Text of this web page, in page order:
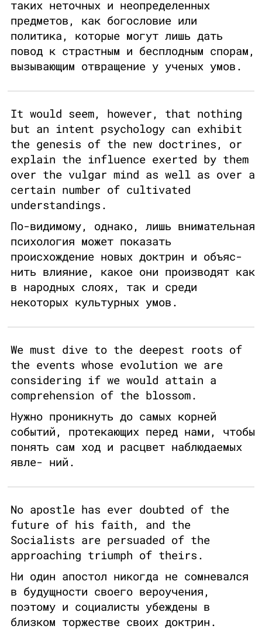
таких неточных и неопределенных
предметов, как богословие или
политика, которые могут лишь дать
повод к страстным и бесплодным спорам,
вызывающим отвращение у ученых умов.
It would seem, however, that nothing
but an intent psychology can exhibit
the genesis of the new doctrines, or
explain the influence exerted by them
over the vulgar mind as well as over a
certain number of cultivated
understandings.
По-видимому, однако, лишь внимательная
психология может показать
происхождение новых доктрин и объяс-
нить влияние, какое они производят как
в народных слоях, так и среди
некоторых культурных умов.
We must dive to the deepest roots of
the events whose evolution we are
considering if we would attain a
comprehension of the blossom.
Нужно проникнуть до самых корней
событий, протекающих перед нами, чтобы
понять сам ход и расцвет наблюдаемых
явле- ний.
No apostle has ever doubted of the
future of his faith, and the
Socialists are persuaded of the
approaching triumph of theirs.
Ни один апостол никогда не сомневался
в будущности своего вероучения,
поэтому и социалисты убеждены в
близком торжестве своих доктрин.